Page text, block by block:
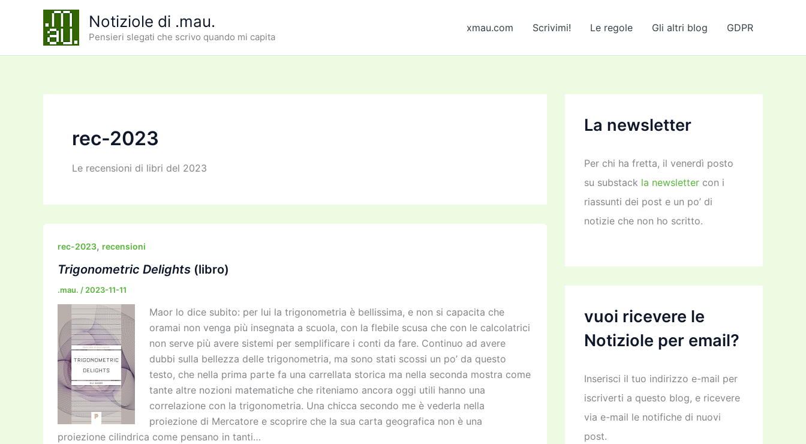
Notiziole di .mau.
Pensieri slegati che scrivo quando mi capita
xmau.com Scrivimi! Le regole Gli altri blog GDPR
rec-2023
Le recensioni di libri del 2023
rec-2023, recensioni
Trigonometric Delights (libro)
.mau. / 2023-11-11
Maor lo dice subito: per lui la trigonometria è bellissima, e non si capacita che
oramai non venga più insegnata a scuola, con la flebile scusa che con le calcolatrici
non serve più avere sistemi per semplificare i conti da fare. Continuo ad avere
dubbi sulla bellezza delle trigonometria, ma sono stati scossi un po’ da questo
testo, che nella prima parte fa una carrellata storica ma nella seconda mostra come
tante altre nozioni matematiche che riteniamo ancora oggi utili hanno una
correlazione con la trigonometria. Una chicca secondo me è vederla nella
proiezione di Mercatore e scoprire che la sua carta geografica non è una
proiezione cilindrica come pensano in tanti…
La newsletter
Per chi ha fretta, il venerdì posto
su substack la newsletter con i
riassunti dei post e un po’ di
notizie che non ho scritto.
vuoi ricevere le
Notiziole per email?
Inserisci il tuo indirizzo e-mail per
iscriverti a questo blog, e ricevere
via e-mail le notifiche di nuovi
post.